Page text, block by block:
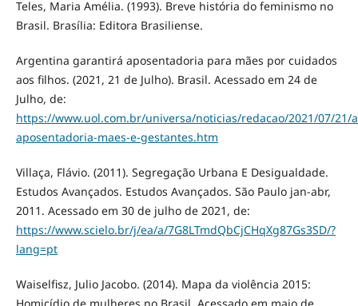
Teles, Maria Amélia. (1993). Breve história do feminismo no
Brasil. Brasília: Editora Brasiliense.
Argentina garantirá aposentadoria para mães por cuidados
aos filhos. (2021, 21 de Julho). Brasil. Acessado em 24 de
Julho, de:
https://www.uol.com.br/universa/noticias/redacao/2021/07/21/
aposentadoria-maes-e-gestantes.htm
Villaça, Flávio. (2011). Segregação Urbana E Desigualdade.
Estudos Avançados. Estudos Avançados. São Paulo jan-abr,
2011. Acessado em 30 de julho de 2021, de:
https://www.scielo.br/j/ea/a/7G8LTmdQbCjCHqXg87Gs3SD/?
lang=pt
Waiselfisz, Julio Jacobo. (2014). Mapa da violência 2015: